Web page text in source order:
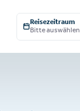
Reisezeitraum
Bitte auswählen